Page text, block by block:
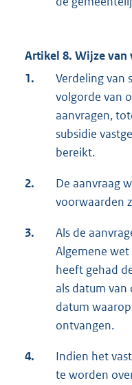
Artikel 8. Wijze van
1.
Verdeling van
volgorde van
aanvragen,
subsidie
bereikt.
2.
De aanvraag
voorwaarden
3.
Als de
Algemene
heeft gehad
als datum van
datum
ontvangen.
4.
Indien het
te worden